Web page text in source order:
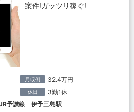
案件!ガッツリ稼ぐ!
月収例 32.4万円
休日 3勤1休
予讃線 伊予三島駅